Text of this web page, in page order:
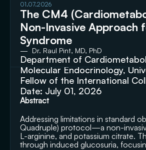
01.07.2026
The CM4
Non-Invasive
Syndrome
—  Dr. Raul Pint, MD, PhD
Department of
Molecular Endocrinology,
Fellow of the International
Date: July 01, 2026
Abstract
Addressing limitations in standard
Quadruple) protocol—a non-
L-arginine, and potassium citrate.
through induced glucosuria,